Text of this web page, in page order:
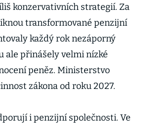
konzervativních strategií. Za
transformované penzijní
každý rok nezáporný
ale přinášely velmi nízké
peněz. Ministerstvo
zákona od roku 2027.
i penzijní společnosti. Ve